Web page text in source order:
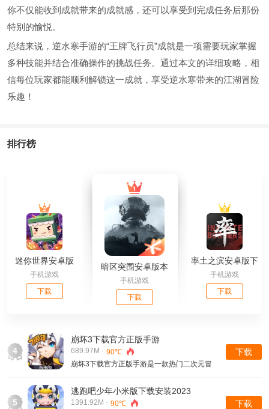
你不仅能收到成就带来的成就感，还可以享受到完成任务后那份
特别的愉悦。
总结来说，逆水寒手游的“王牌飞行员”成就是一项需要玩家掌握
多种技能并结合准确操作的挑战任务。通过本文的详细攻略，相
信每位玩家都能顺利解锁这一成就，享受逆水寒带来的江湖冒险
乐趣！
排行榜
迷你世界安卓版
手机游戏
下载
暗区突围安卓版本
手机游戏
下载
率土之滨安卓版下
载
手机游戏
下载
4
崩坏3下载官方正版手游
689.97M · 90℃
崩坏3下载官方正版手游是一款热门二次元冒
受到游戏中很多高品质的画面呈现，能够在3D
全景的试图当中去看到崩坏3的这个大世界......
下载
5
逃跑吧少年小米版下载安装2023
1391.92M · 90℃
下载